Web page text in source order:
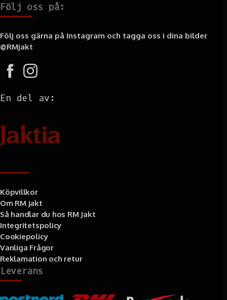
Följ oss på:
Följ oss gärna på Instagram och tagga oss i dina bilder
@RMjakt
En del av:
Köpvillkor
Om RM jakt
Så handlar du hos RM Jakt
Integritetspolicy
Cookiepolicy
Vanliga Frågor
Reklamation och retur
Leverans